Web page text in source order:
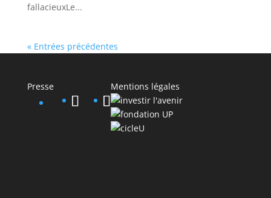
fallacieuxLe...
« Entrées précédentes
Presse Mentions légales